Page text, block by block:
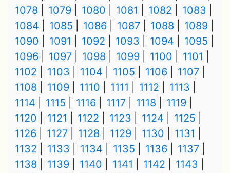
1078
1079 1080 1081 1082
1083
1084
1085 1086 1087 1088
1089
1090
1091 1092 1093 1094
1095
1096
1097 1098 1099 1100
1101
1102
1103 1104 1105 1106
1107
1108
1109 1110 1111 1112
1113
1114
1115 1116 1117 1118
1119
1120
1121 1122 1123 1124
1125
1126
1127 1128 1129 1130
1131
1132
1133 1134 1135 1136
1137
1138
1139 1140 1141 1142
1143